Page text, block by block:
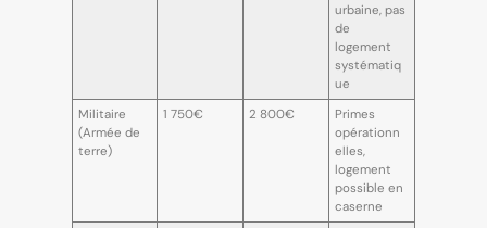
urbaine, pas
de
logement
systématiq
ue
Militaire
(Armée de
terre)
1 750€ 2 800€
Primes
opérationn
elles,
logement
possible en
caserne